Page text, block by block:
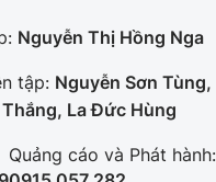
Nguyễn Thị Hồng Nga
tập: Nguyễn Sơn Tùng,
La Đức Hùng
Quảng cáo và Phát hành: